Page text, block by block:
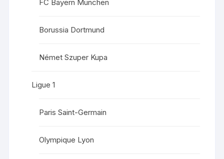
FC Bayern München
Borussia Dortmund
Német Szuper Kupa
Ligue 1
Paris Saint-Germain
Olympique Lyon